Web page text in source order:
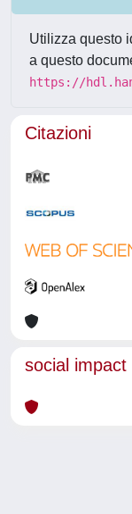
Utilizza questo
a questo
https://
Citazioni
social impact